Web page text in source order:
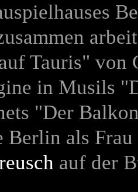
Tauris" von
in Musils
"Der
Berlin als
auf der